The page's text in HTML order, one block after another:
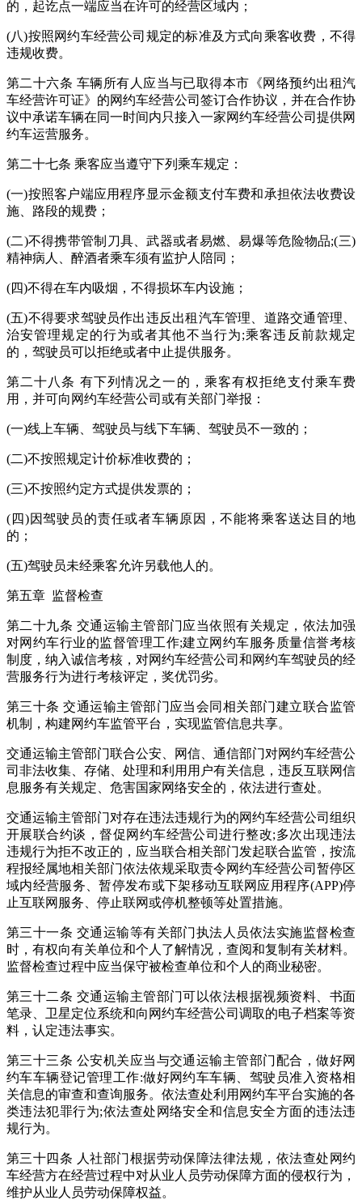
的，起讫点一端应当在许可的经营区域内；
(八)按照网约车经营公司规定的标准及方式向乘客收费，不得
违规收费。
第二十六条 车辆所有人应当与已取得本市《网络预约出租汽
车经营许可证》的网约车经营公司签订合作协议，并在合作协
议中承诺车辆在同一时间内只接入一家网约车经营公司提供网
约车运营服务。
第二十七条 乘客应当遵守下列乘车规定：
(一)按照客户端应用程序显示金额支付车费和承担依法收费设
施、路段的规费；
(二)不得携带管制刀具、武器或者易燃、易爆等危险物品;(三)
精神病人、醉酒者乘车须有监护人陪同；
(四)不得在车内吸烟，不得损坏车内设施；
(五)不得要求驾驶员作出违反出租汽车管理、道路交通管理、
治安管理规定的行为或者其他不当行为;乘客违反前款规定
的，驾驶员可以拒绝或者中止提供服务。
第二十八条 有下列情况之一的，乘客有权拒绝支付乘车费
用，并可向网约车经营公司或有关部门举报：
(一)线上车辆、驾驶员与线下车辆、驾驶员不一致的；
(二)不按照规定计价标准收费的；
(三)不按照约定方式提供发票的；
(四)因驾驶员的责任或者车辆原因，不能将乘客送达目的地
的；
(五)驾驶员未经乘客允许另载他人的。
第五章 监督检查
第二十九条 交通运输主管部门应当依照有关规定，依法加强
对网约车行业的监督管理工作;建立网约车服务质量信誉考核
制度，纳入诚信考核，对网约车经营公司和网约车驾驶员的经
营服务行为进行考核评定，奖优罚劣。
第三十条 交通运输主管部门应当会同相关部门建立联合监管
机制，构建网约车监管平台，实现监管信息共享。
交通运输主管部门联合公安、网信、通信部门对网约车经营公
司非法收集、存储、处理和利用用户有关信息，违反互联网信
息服务有关规定、危害国家网络安全的，依法进行查处。
交通运输主管部门对存在违法违规行为的网约车经营公司组织
开展联合约谈，督促网约车经营公司进行整改;多次出现违法
违规行为拒不改正的，应当联合相关部门发起联合监管，按流
程报经属地相关部门依法依规采取责令网约车经营公司暂停区
域内经营服务、暂停发布或下架移动互联网应用程序(APP)停
止互联网服务、停止联网或停机整顿等处置措施。
第三十一条 交通运输等有关部门执法人员依法实施监督检查
时，有权向有关单位和个人了解情况，查阅和复制有关材料。
监督检查过程中应当保守被检查单位和个人的商业秘密。
第三十二条 交通运输主管部门可以依法根据视频资料、书面
笔录、卫星定位系统和向网约车经营公司调取的电子档案等资
料，认定违法事实。
第三十三条 公安机关应当与交通运输主管部门配合，做好网
约车车辆登记管理工作:做好网约车车辆、驾驶员准入资格相
关信息的审查和查询服务。依法查处利用网约车平台实施的各
类违法犯罪行为;依法查处网络安全和信息安全方面的违法违
规行为。
第三十四条 人社部门根据劳动保障法律法规，依法查处网约
车经营方在经营过程中对从业人员劳动保障方面的侵权行为，
维护从业人员劳动保障权益。